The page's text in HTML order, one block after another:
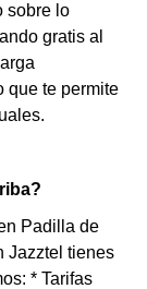
sobre lo
gratis al
que te permite
Padilla de
Jazztel tienes
* Tarifas